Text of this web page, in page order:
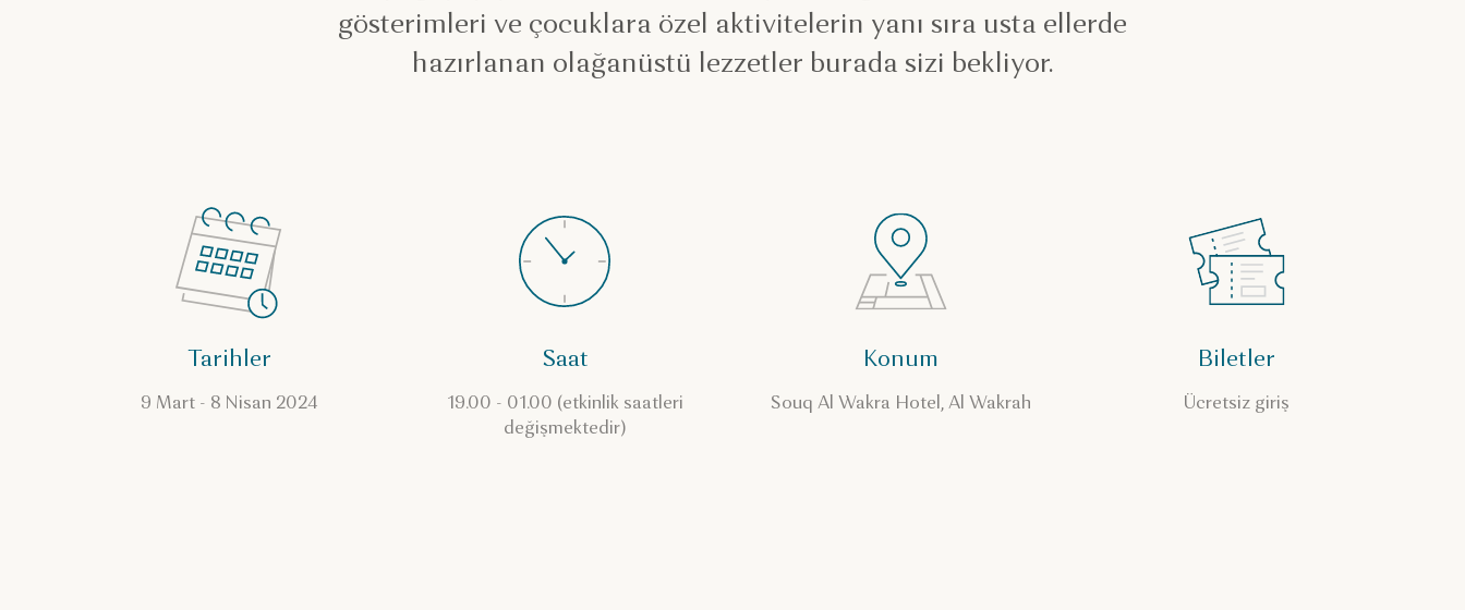
gösterimleri ve çocuklara özel aktivitelerin yanı sıra usta ellerde
hazırlanan olağanüstü lezzetler burada sizi bekliyor.
Tarihler
9 Mart - 8 Nisan 2024
Saat
19.00 - 01.00 (etkinlik saatleri
değişmektedir)
Konum
Souq Al Wakra Hotel, Al Wakrah
Biletler
Ücretsiz giriş